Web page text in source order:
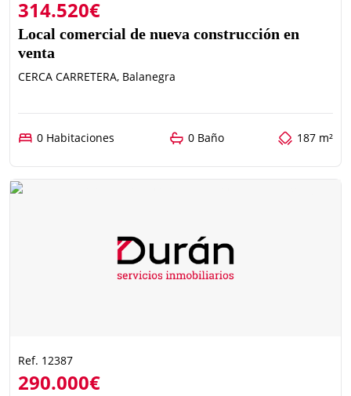
314.520€
Local comercial de nueva construcción en
venta
CERCA CARRETERA, Balanegra
0 Habitaciones 0 Baño 187 m²
Ref. 12387
290.000€